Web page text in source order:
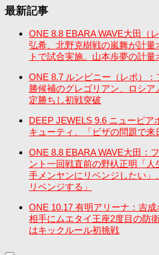
最新記事
ONE 8.8 EBARA WAVE大田（
弘希、北野克樹戦の嵐舞が計量
トで試合実施。山本歩夢の計
ONE 8.7 ルンピニー（レポ）
勝候補のグレゴリアン、ロシア
定勝ちし初戦突破
DEEP JEWELS 9.6 ニューピア
キューティ、「ビザの問題で来
ONE 8.8 EBARA WAVE大田：
ント一回戦直前の野杁正明「
手メンヤンにリベンジしたい
リベンジする」
ONE 10.17 有明アリーナ：吉
相手にムエタイ王座2度目の防
はキックルール初挑戦